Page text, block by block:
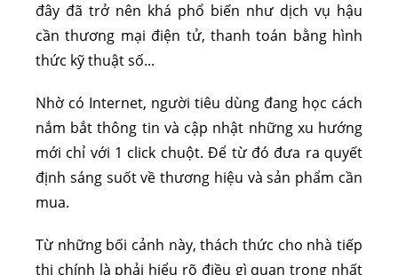
đây đã trở nên khá phổ biến như dịch vụ hậu
cần thương mại điện tử, thanh toán bằng hình
thức kỹ thuật số...
Nhờ có Internet, người tiêu dùng đang học cách
nắm bắt thông tin và cập nhật những xu hướng
mới chỉ với 1 click chuột. Để từ đó đưa ra quyết
định sáng suốt về thương hiệu và sản phẩm cần
mua.
Từ những bối cảnh này, thách thức cho nhà tiếp
thị chính là phải hiểu rõ điều gì quan trọng nhất